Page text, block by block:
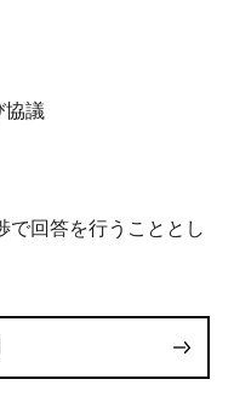
協議
で回答を行うこととし